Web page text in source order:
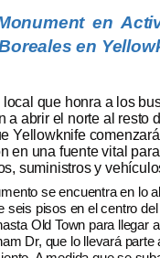
en
en
que honra a los
a abrir el norte al resto
Yellowknife
en una fuente vital
suministros y
se encuentra en lo
seis pisos en el centro
Old Town para llegar
Dr, que lo llevará parte